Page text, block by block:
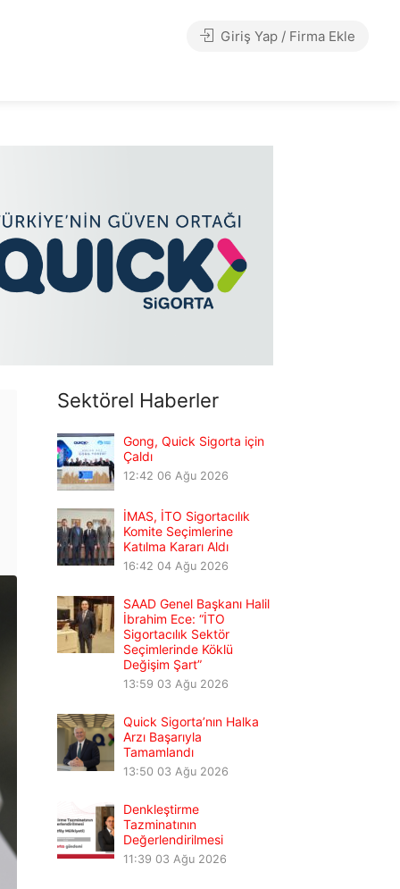
Giriş Yap / Firma Ekle
Sektörel Haberler
Gong, Quick Sigorta için
Çaldı
12:42 06 Ağu 2026
İMAS, İTO Sigortacılık
Komite Seçimlerine
Katılma Kararı Aldı
16:42 04 Ağu 2026
SAAD Genel Başkanı Halil
İbrahim Ece: “İTO
Sigortacılık Sektör
Seçimlerinde Köklü
Değişim Şart”
13:59 03 Ağu 2026
Quick Sigorta’nın Halka
Arzı Başarıyla
Tamamlandı
13:50 03 Ağu 2026
Denkleştirme
Tazminatının
Değerlendirilmesi
11:39 03 Ağu 2026